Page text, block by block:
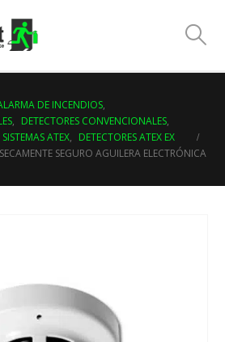
DE INCENDIOS,
, DETECTORES CONVENCIONALES,
SISTEMAS ATEX, DETECTORES ATEX EX
SEGURO AGUILERA ELECTRÓNICA